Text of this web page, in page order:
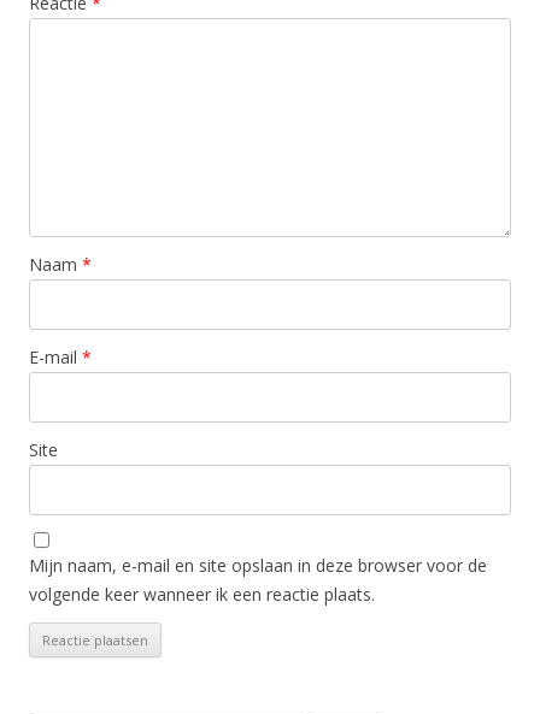
Naam *
E-mail *
Site
Mijn naam, e-mail en site opslaan in deze browser voor de
volgende keer wanneer ik een reactie plaats.